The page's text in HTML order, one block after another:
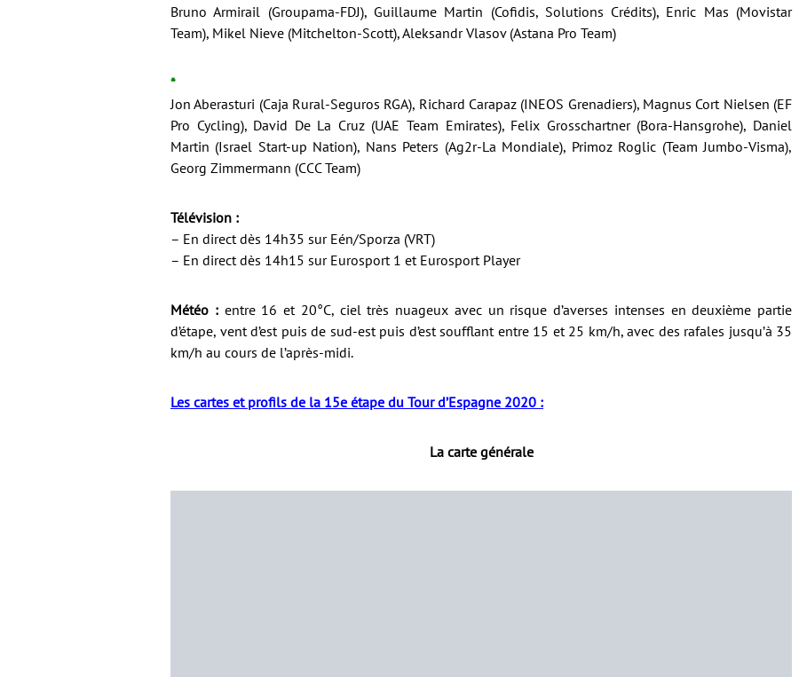
Bruno Armirail (Groupama-FDJ), Guillaume Martin (Cofidis, Solutions Crédits), Enric Mas (Movistar
Team), Mikel Nieve (Mitchelton-Scott), Aleksandr Vlasov (Astana Pro Team)
*
Jon Aberasturi (Caja Rural-Seguros RGA), Richard Carapaz (INEOS Grenadiers), Magnus Cort Nielsen (EF
Pro Cycling), David De La Cruz (UAE Team Emirates), Felix Grosschartner (Bora-Hansgrohe), Daniel
Martin (Israel Start-up Nation), Nans Peters (Ag2r-La Mondiale), Primoz Roglic (Team Jumbo-Visma),
Georg Zimmermann (CCC Team)
Télévision :
– En direct dès 14h35 sur Eén/Sporza (VRT)
– En direct dès 14h15 sur Eurosport 1 et Eurosport Player
Météo : entre 16 et 20°C, ciel très nuageux avec un risque d’averses intenses en deuxième partie
d’étape, vent d’est puis de sud-est puis d’est soufflant entre 15 et 25 km/h, avec des rafales jusqu’à 35
km/h au cours de l’après-midi.
Les cartes et profils de la 15e étape du Tour d’Espagne 2020 :
La carte générale